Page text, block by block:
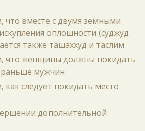
что вместе с двумя земными
оплошности (суджуд
также ташаххуд и таслим
что женщины должны покидать
мужчин
как следует покидать место
дополнительной